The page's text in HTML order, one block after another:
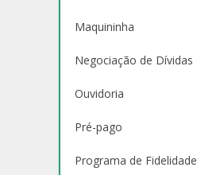
Maquininha
Negociação de Dívidas
Ouvidoria
Pré-pago
Programa de Fidelidade